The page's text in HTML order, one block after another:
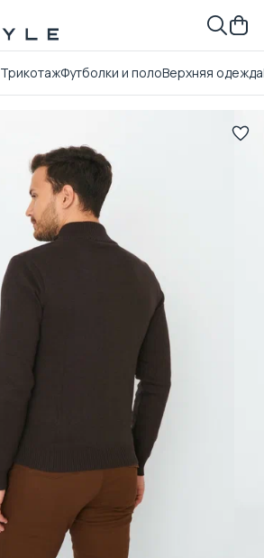
ТрикотажФутболки и полоВерхняя одежда